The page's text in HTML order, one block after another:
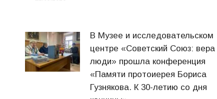
В Музее и исследовательском
центре «Советский Союз: вера
люди» прошла конференция
«Памяти протоиерея Бориса
Гузнякова. К 30-летию со дня